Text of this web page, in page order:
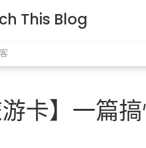
This Blog
游卡】一篇